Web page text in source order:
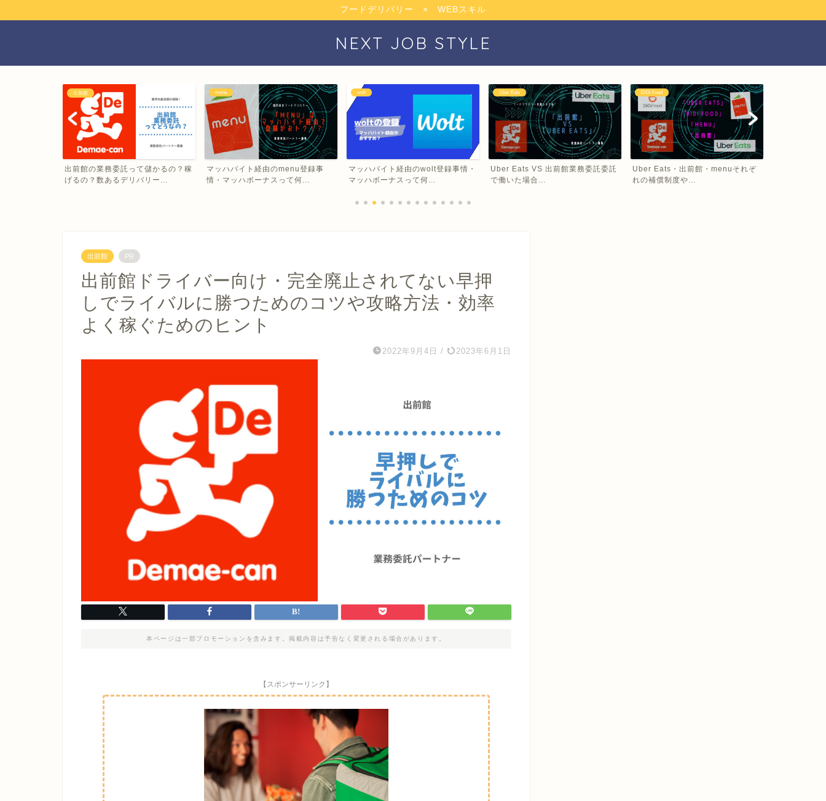
フードデリバリー × WEBスキル
NEXT JOB STYLE
出前館
出前館の業務委託って儲かるの？稼
げるの？数あるデリバリー...
menu
マッハバイト経由のmenu登録事
情・マッハボーナスって何...
wolt
マッハバイト経由のwolt登録事情・
マッハボーナスって何...
Uber Eats
Uber Eats VS 出前館業務委託委託
で働いた場合...
DiDi Food
Uber Eats・出前館・menuそれぞ
れの補償制度や...
出前館 PR
出前館ドライバー向け・完全廃止されてない早押
しでライバルに勝つためのコツや攻略方法・効率
よく稼ぐためのヒント
2022年9月4日 / 2023年6月1日
本ページは一部プロモーションを含みます。掲載内容は予告なく変更される場合があります。
【スポンサーリンク】